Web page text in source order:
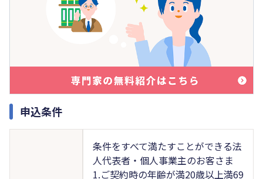
申込条件
条件をすべて満たすことができる法
人代表者・個人事業主のお客さま
1.ご契約時の年齢が満20歳以上満69